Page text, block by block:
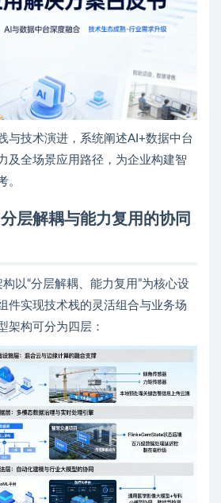
与技术演进，系统阐述AI+数据中台
及全场景应用路径，为企业构建智
。
层解耦与能力复用的协同
以“分层解耦、能力复用”为核心设
件实现技术栈的灵活组合与业务场
架构可分为四层：